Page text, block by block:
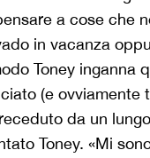
a cose che
in vacanza
Toney inganna
(e ovviamente
da un
Toney. «Mi